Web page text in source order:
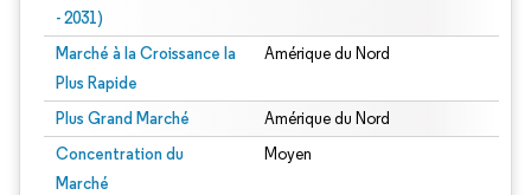
- 2031)
Marché à la Croissance la
Plus Rapide
Amérique du Nord
Plus Grand Marché Amérique du Nord
Concentration du
Marché
Moyen